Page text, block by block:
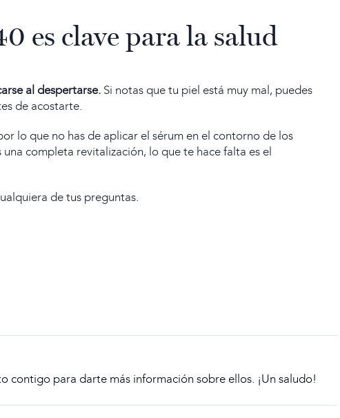
es clave para la salud
al despertarse.Si notas que tu piel está muy mal, puedes
de acostarte.
lo que no has de aplicar el sérum en el contorno de los
completa revitalización, lo que te hace falta es el
de tus preguntas.
para darte más información sobre ellos. ¡Un saludo!